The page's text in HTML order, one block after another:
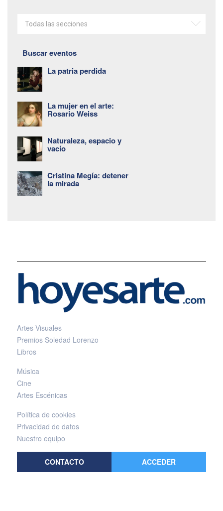
Todas las secciones
Buscar eventos
La patria perdida
La mujer en el arte:
Rosario Weiss
Naturaleza, espacio y
vacío
Cristina Megía: detener
la mirada
Artes Visuales
Premios Soledad Lorenzo
Libros
Música
Cine
Artes Escénicas
Política de cookies
Privacidad de datos
Nuestro equipo
CONTACTO ACCEDER